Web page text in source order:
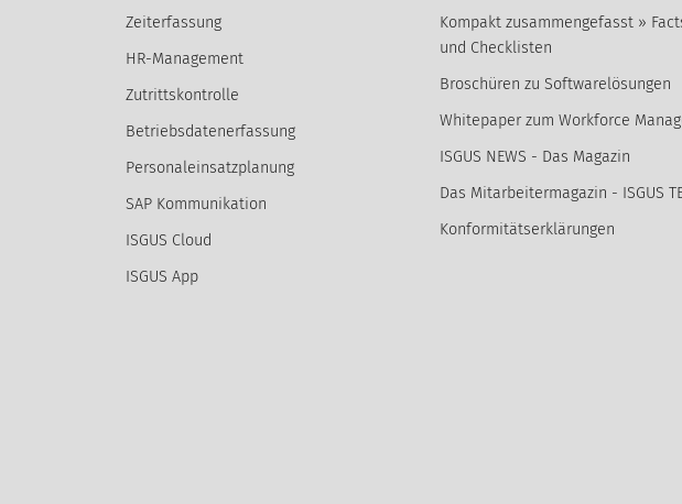
Zeiterfassung
HR-Management
Zutrittskontrolle
Betriebsdatenerfassung
Personaleinsatzplanung
SAP Kommunikation
ISGUS Cloud
ISGUS App
Kompakt zusammengefasst »
und Checklisten
Broschüren zu Softwarelösungen
Whitepaper zum Workforce
ISGUS NEWS - Das Magazin
Das Mitarbeitermagazin - ISGUS
Konformitätserklärungen